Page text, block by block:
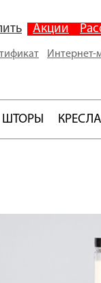
Акции
Интернет-
ШТОРЫ КРЕСЛА